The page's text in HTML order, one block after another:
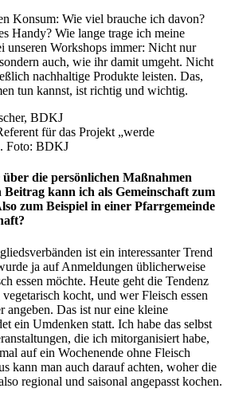
Konsum: Wie viel brauche ich davon?
Handy? Wie lange trage ich meine
unseren Workshops immer: Nicht nur
auch, wie ihr damit umgeht. Nicht
nachhaltige Produkte leisten. Das,
tun kannst, ist richtig und wichtig.
für das Projekt „werde
Foto: BDKJ
die persönlichen Maßnahmen
Beitrag kann ich als Gemeinschaft zum
zum Beispiel in einer Pfarrgemeinde
ist ein interessanter Trend
ja auf Anmeldungen üblicherweise
essen möchte. Heute geht die Tendenz
kocht, und wer Fleisch essen
angeben. Das ist nur eine kleine
ein Umdenken statt. Ich habe das selbst
die ich mitorganisiert habe,
auf ein Wochenende ohne Fleisch
kann man auch darauf achten, woher die
regional und saisonal angepasst kochen.